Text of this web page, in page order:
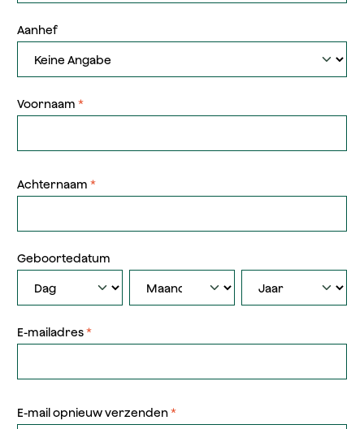
Aanhef
Voornaam *
Achternaam *
Geboortedatum
E-mailadres*
E-mail opnieuw verzenden*